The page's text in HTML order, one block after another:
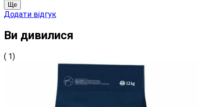
Ще
Додати відгук
Ви дивилися
( 1)